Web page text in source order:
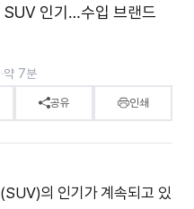
SUV 인기…수입 브랜드
·약 7분
공유 인쇄
의 인기가 계속되고 있